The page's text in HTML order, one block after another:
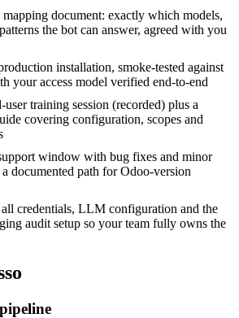
document: exactly which models,
the bot can answer, agreed with you
installation, smoke-tested against
your access model verified end-to-end
training session (recorded) plus a
covering configuration, scopes and
window with bug fixes and minor
documented path for Odoo-version
credentials, LLM configuration and the
audit setup so your team fully owns the